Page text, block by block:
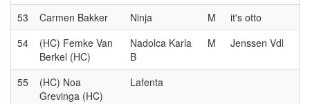
53
Carmen Bakker Ninja M
it's otto
54
(HC) Femke Van
Berkel (HC)
Nadolca Karla
B
M Jenssen Vdl
55
(HC) Noa
Grevinga (HC)
Lafenta